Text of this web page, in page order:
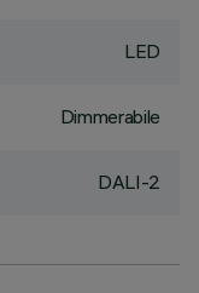
LED
Dimmerabile
DALI-2